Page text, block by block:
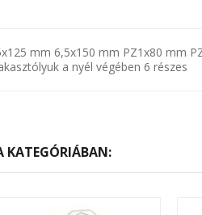
mm 6,5x150 mm PZ1x80 mm
a nyél végében 6 részes
KATEGÓRIÁBAN: